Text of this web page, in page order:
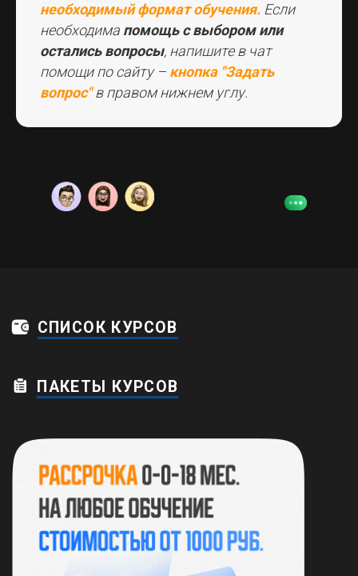
необходимый формат обучения. Если
необходима помощь с выбором или
остались вопросы, напишите в чат
помощи по сайту – кнопка "Задать
вопрос"в правом нижнем углу.
ОГРНИП 323130000032419
https://vk.com/instart_lysia
+7 (937) 515 06-60
Политика конфиденциальности
Обработка персональных данных
Карта сайта